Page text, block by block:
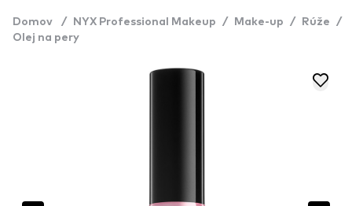
Domov / NYX Professional Makeup / Make-up / Rúže
/
Olej na pery